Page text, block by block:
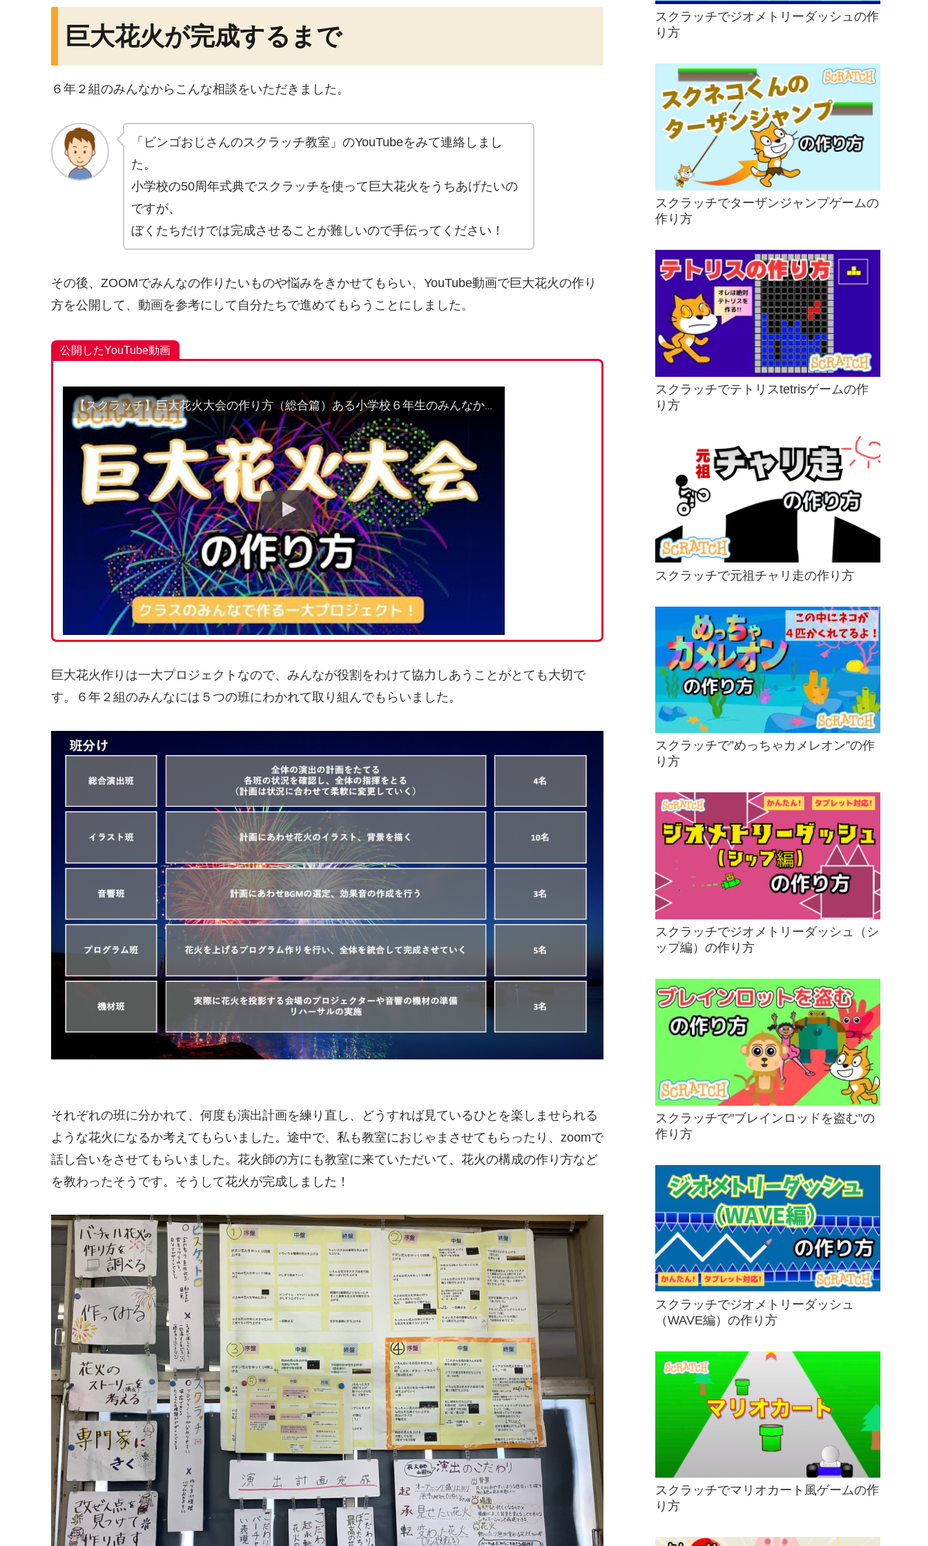
巨大花火が完成するまで
６年２組のみんなからこんな相談をいただきました。
「ビンゴおじさんのスクラッチ教室」のYouTubeをみて連絡しまし
た。
小学校の50周年式典でスクラッチを使って巨大花火をうちあげたいの
ですが、
ぼくたちだけでは完成させることが難しいので手伝ってください！
その後、ZOOMでみんなの作りたいものや悩みをきかせてもらい、YouTube動画で巨大花火の作り
方を公開して、動画を参考にして自分たちで進めてもらうことにしました。
公開したYouTube動画
【スクラッチ】巨大花火大会の作り方（総合篇）ある小学校６年生のみんなからの依頼に応えます
巨大花火作りは一大プロジェクトなので、みんなが役割をわけて協力しあうことがとても大切で
す。６年２組のみんなには５つの班にわかれて取り組んでもらいました。
それぞれの班に分かれて、何度も演出計画を練り直し、どうすれば見ているひとを楽しませられる
ような花火になるか考えてもらいました。途中で、私も教室におじゃまさせてもらったり、zoomで
話し合いをさせてもらいました。花火師の方にも教室に来ていただいて、花火の構成の作り方など
を教わったそうです。そうして花火が完成しました！
スクラッチでジオメトリーダッシュの作
り方
スクラッチでターザンジャンプゲームの
作り方
スクラッチでテトリスtetrisゲームの作
り方
スクラッチで元祖チャリ走の作り方
スクラッチで”めっちゃカメレオン”の作
り方
スクラッチでジオメトリーダッシュ（シ
ップ編）の作り方
スクラッチで"ブレインロッドを盗む"の
作り方
スクラッチでジオメトリーダッシュ
（WAVE編）の作り方
スクラッチでマリオカート風ゲームの作
り方